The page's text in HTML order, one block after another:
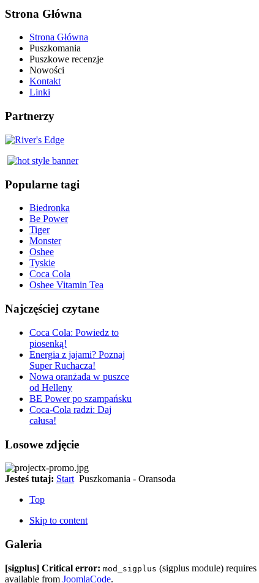
Strona Główna
Strona Główna
Puszkomania
Puszkowe recenzje
Nowości
Kontakt
Linki
Partnerzy
Popularne tagi
Biedronka
Be Power
Tiger
Monster
Oshee
Tyskie
Coca Cola
Oshee Vitamin Tea
Najczęściej czytane
Coca Cola: Powiedz to
piosenką!
Energia z jajami? Poznaj
Super Ruchacza!
Nowa oranżada w puszce
od Helleny
BE Power po szampańsku
Coca-Cola radzi: Daj
całusa!
Losowe zdjęcie
Jesteś tutaj: Start Puszkomania - Oransoda
Top
Skip to content
Galeria
[sigplus] Critical error: mod_sigplus (sigplus module) requires
available from JoomlaCode.